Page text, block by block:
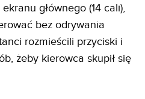
głównego (14 cali),
bez odrywania
rozmieścili przyciski i
żeby kierowca skupił się